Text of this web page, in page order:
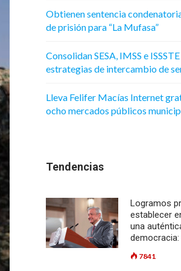
Obtienen sentencia
de prisión para “La Mufasa”
Consolidan SESA, IMSS e ISSSTE
estrategias de intercambio de
Lleva Felifer Macías Internet
ocho mercados públicos
Tendencias
Logramos
establecer
una
democracia:
7841